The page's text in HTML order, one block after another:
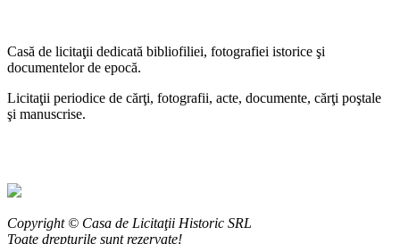
Casă de licitaţii dedicată bibliofiliei, fotografiei istorice şi
documentelor de epocă.
Licitaţii periodice de cărţi, fotografii, acte, documente, cărţi poştale
şi manuscrise.
Copyright © Casa de Licitaţii Historic SRL
Toate drepturile sunt rezervate!